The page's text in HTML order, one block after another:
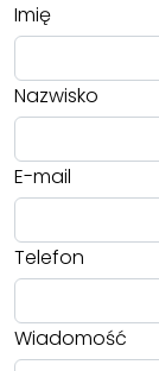
Imię
Nazwisko
E-mail
Telefon
Wiadomość